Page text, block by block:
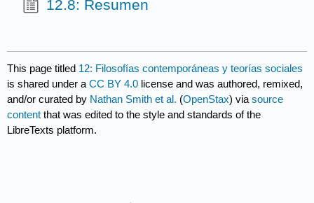
12.8: Resumen
This page titled 12: Filosofías contemporáneas y teorías sociales
is shared under aCC BY 4.0 license and was authored, remixed,
and/or curated by Nathan Smith et al. (OpenStax) viasource
content that was edited to the style and standards of the
LibreTexts platform.